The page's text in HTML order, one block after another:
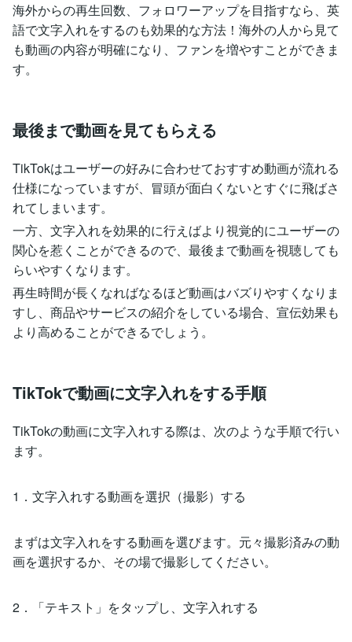
海外からの再生回数、フォロワーアップを目指すなら、英
語で文字入れをするのも効果的な方法！海外の人から見て
も動画の内容が明確になり、ファンを増やすことができま
す。
最後まで動画を見てもらえる
TikTokはユーザーの好みに合わせておすすめ動画が流れる
仕様になっていますが、冒頭が面白くないとすぐに飛ばさ
れてしまいます。
一方、文字入れを効果的に行えばより視覚的にユーザーの
関心を惹くことができるので、最後まで動画を視聴しても
らいやすくなります。
再生時間が長くなればなるほど動画はバズりやすくなりま
すし、商品やサービスの紹介をしている場合、宣伝効果も
より高めることができるでしょう。
TikTokで動画に文字入れをする手順
TikTokの動画に文字入れする際は、次のような手順で行い
ます。
1．文字入れする動画を選択（撮影）する
まずは文字入れをする動画を選びます。元々撮影済みの動
画を選択するか、その場で撮影してください。
2．「テキスト」をタップし、文字入れする